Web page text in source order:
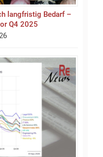
langfristig Bedarf –
Q4 2025